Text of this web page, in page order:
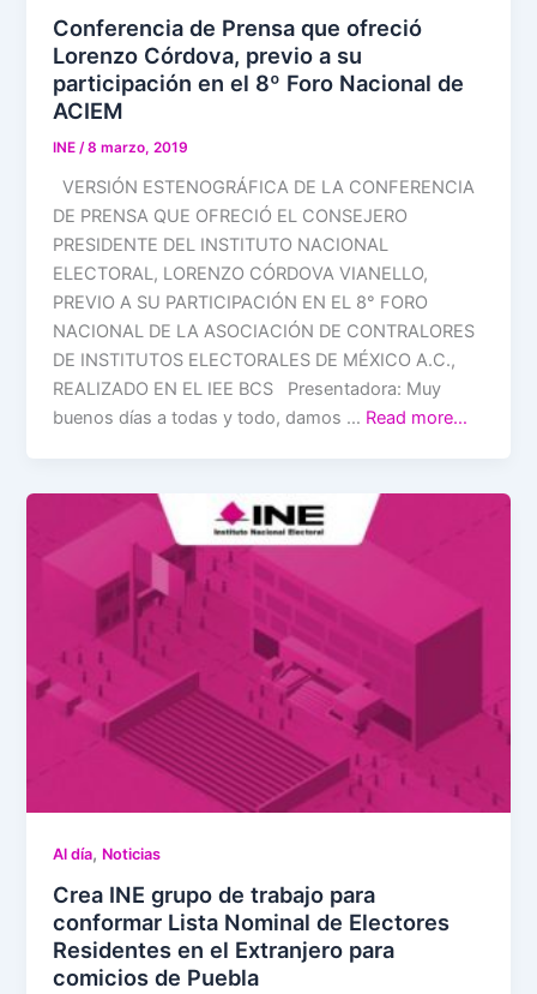
Conferencia de Prensa que ofreció
Lorenzo Córdova, previo a su
participación en el 8º Foro Nacional de
ACIEM
INE/8 marzo, 2019
VERSIÓN ESTENOGRÁFICA DE LA CONFERENCIA
DE PRENSA QUE OFRECIÓ EL CONSEJERO
PRESIDENTE DEL INSTITUTO NACIONAL
ELECTORAL, LORENZO CÓRDOVA VIANELLO,
PREVIO A SU PARTICIPACIÓN EN EL 8° FORO
NACIONAL DE LA ASOCIACIÓN DE CONTRALORES
DE INSTITUTOS ELECTORALES DE MÉXICO A.C.,
REALIZADO EN EL IEE BCS Presentadora: Muy
buenos días a todas y todo, damos … Read more…
Al día, Noticias
Crea INE grupo de trabajo para
conformar Lista Nominal de Electores
Residentes en el Extranjero para
comicios de Puebla